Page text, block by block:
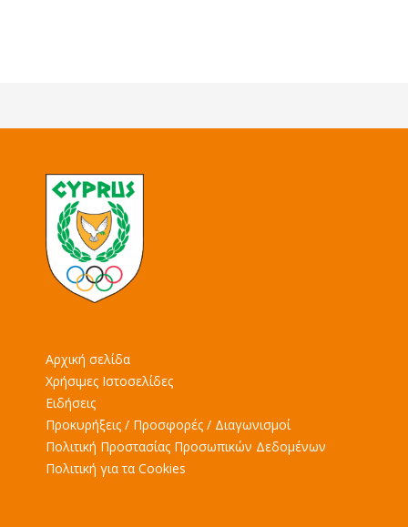
Αρχική σελίδα
Χρήσιμες Ιστοσελίδες
Ειδήσεις
Προκυρήξεις / Προσφορές / Διαγωνισμοί
Πολιτική Προστασίας Προσωπικών Δεδομένων
Πολιτική για τα Cookies